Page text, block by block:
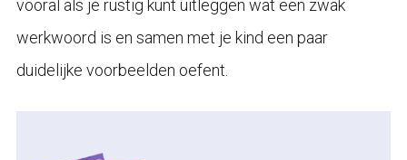
vooral als je rustig kunt uitleggen wat een zwak
werkwoord is en samen met je kind een paar
duidelijke voorbeelden oefent.